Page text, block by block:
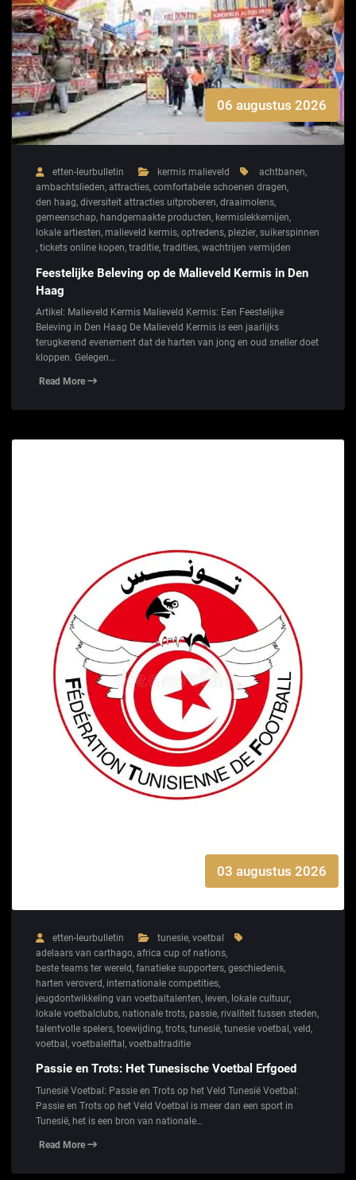
06 augustus 2026
etten-leurbulletin kermis malieveld achtbanen,
ambachtslieden, attracties, comfortabele schoenen dragen,
den haag, diversiteit attracties uitproberen, draaimolens,
gemeenschap, handgemaakte producten, kermislekkernijen,
lokale artiesten, malieveld kermis, optredens, plezier, suikerspinnen
, tickets online kopen, traditie, tradities, wachtrijen vermijden
Feestelijke Beleving op de Malieveld Kermis in Den
Haag
Artikel: Malieveld Kermis Malieveld Kermis: Een Feestelijke
Beleving in Den Haag De Malieveld Kermis is een jaarlijks
terugkerend evenement dat de harten van jong en oud sneller doet
kloppen. Gelegen…
Read More
03 augustus 2026
etten-leurbulletin tunesie, voetbal
adelaars van carthago, africa cup of nations,
beste teams ter wereld, fanatieke supporters, geschiedenis,
harten veroverd, internationale competities,
jeugdontwikkeling van voetbaltalenten, leven, lokale cultuur,
lokale voetbalclubs, nationale trots, passie, rivaliteit tussen steden,
talentvolle spelers, toewijding, trots, tunesië, tunesie voetbal, veld,
voetbal, voetbalelftal, voetbaltraditie
Passie en Trots: Het Tunesische Voetbal Erfgoed
Tunesië Voetbal: Passie en Trots op het Veld Tunesië Voetbal:
Passie en Trots op het Veld Voetbal is meer dan een sport in
Tunesië, het is een bron van nationale…
Read More